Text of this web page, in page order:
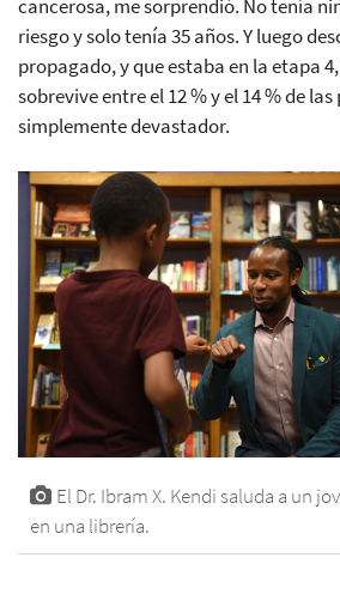
cancerosa, me sorprendió. No tenía
riesgo y solo tenía 35 años. Y luego
propagado, y que estaba en la etapa
sobrevive entre el 12 % y el 14 % de
simplemente devastador.
El Dr. Ibram X. Kendi saluda a un
en una librería.